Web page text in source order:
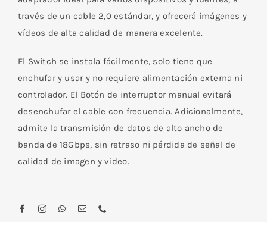
través de un cable 2,0 estándar, y ofrecerá imágenes y
vídeos de alta calidad de manera excelente.
El Switch se instala fácilmente, solo tiene que
enchufar y usar y no requiere alimentación externa ni
controlador. El Botón de interruptor manual evitará
desenchufar el cable con frecuencia. Adicionalmente,
admite la transmisión de datos de alto ancho de
banda de 18Gbps, sin retraso ni pérdida de señal de
calidad de imagen y video.